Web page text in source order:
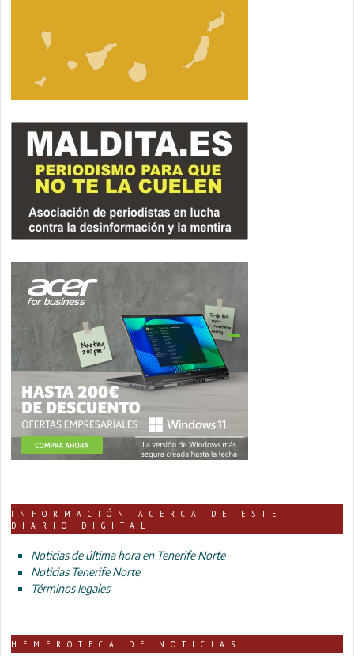
INFORMACIÓN ACERCA DE ESTE
DIARIO DIGITAL
Noticias de última hora en Tenerife Norte
Noticias Tenerife Norte
Términos legales
HEMEROTECA DE NOTICIAS